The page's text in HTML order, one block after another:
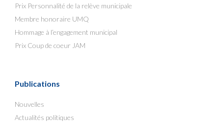
Prix Personnalité de la relève municipale
Membre honoraire UMQ
Hommage à l’engagement municipal
Prix Coup de coeur JAM
Publications
Nouvelles
Actualités politiques